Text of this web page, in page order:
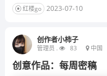
红楼go 2023-07-10
创作者小柿子
管理员 . 83 中国
创意作品：每周密稿